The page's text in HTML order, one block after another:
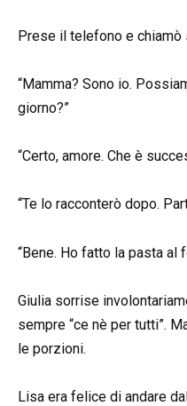
Prese il telefono e chiamò
“Mamma? Sono io.
giorno?”
“Certo, amore. Che è
“Te lo racconterò dopo.
“Bene. Ho fatto la pasta al
Giulia sorrise
sempre “ce nè per tutti”.
le porzioni.
Lisa era felice di andare